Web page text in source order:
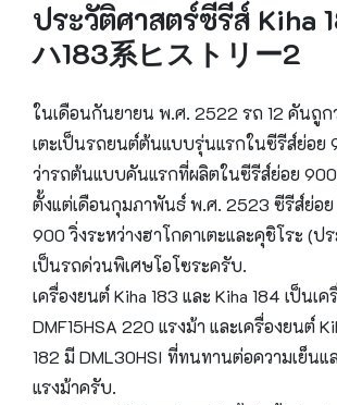
ประวัติศาสตร์ซีรีส์ Kiha
ハ183系ヒストリー2
ในเดือนกันยายน พ.ศ. 2522 รถ 12 คันถูก
เตะเป็นรถยนต์ต้นแบบรุ่นแรกในซีรีส์ย่อย
ว่ารถต้นแบบคันแรกที่ผลิตในซีรีส์ย่อย
ตั้งแต่เดือนกุมภาพันธ์ พ.ศ. 2523 ซีรีส์ย่อย
900 วิ่งระหว่างฮาโกดาเตะและคุชิโระ (
เป็นรถด่วนพิเศษโอโซระครับ.
เครื่องยนต์ Kiha 183 และ Kiha 184 เป็นเ
DMF15HSA 220 แรงม้า และเครื่องยนต์
182 มี DML30HSI ที่ทนทานต่อความเย็น
แรงม้าครับ.